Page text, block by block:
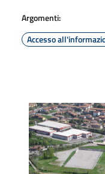
Argomenti:
Accesso